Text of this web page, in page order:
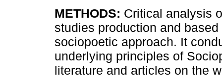
METHODS: Critical analysis
studies production and
sociopoetic approach. It
underlying principles of
literature and articles on the